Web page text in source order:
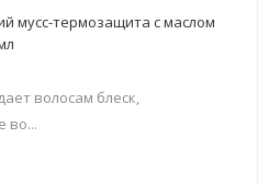
мусс-термозащита с маслом
волосам блеск,
во...